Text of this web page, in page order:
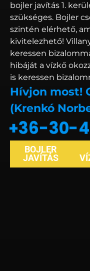
bojler javítás 1.
szükséges. Bojler
szintén elérhető,
kivitelezhető!
keressen
hibáját a vízkő
is keressen
Hívjon most!
(Krenkó
+36-30-
BOJLER
JAVÍTÁS